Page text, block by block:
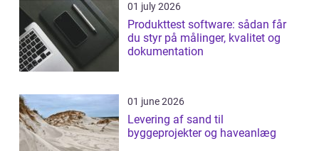
01 july 2026
Produkttest software: sådan får
du styr på målinger, kvalitet og
dokumentation
01 june 2026
Levering af sand til
byggeprojekter og haveanlæg